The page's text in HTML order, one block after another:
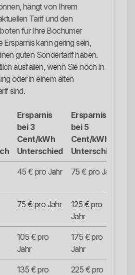
hängt von Ihrem
Tarif und den
für Ihre Bochumer
kann gering sein,
guten Sondertarif haben.
ausfallen, wenn Sie noch in
oder in einem alten
sind.
Ersparnis
bei 3
Cent/kWh
Unterschied
Ersparnis
bei 5
Cent/kWh
Unterschied
45 € pro Jahr 75 € pro Jahr
75 € pro Jahr
125 € pro
Jahr
105 € pro
Jahr
175 € pro
Jahr
135 € pro 225 € pro